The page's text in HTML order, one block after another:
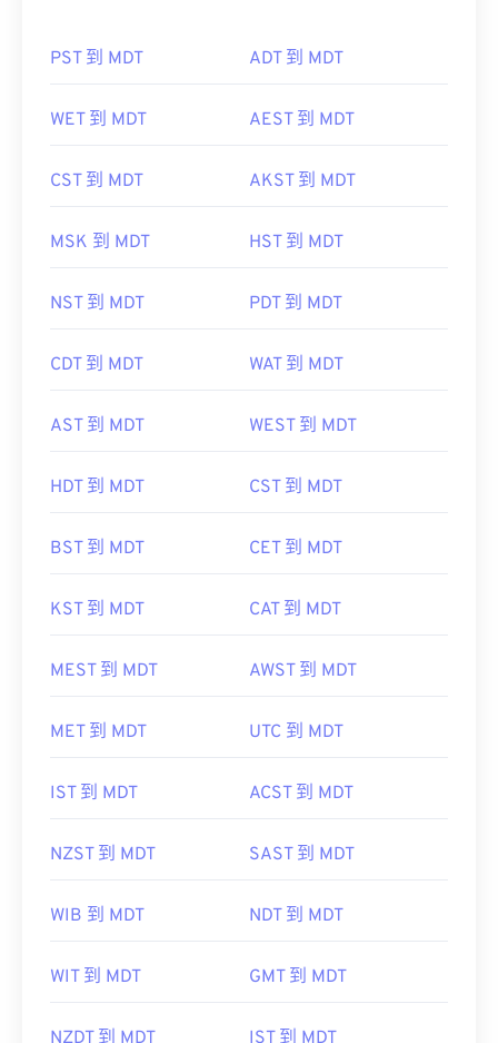
PST 到 MDT ADT 到 MDT
WET 到 MDT AEST 到 MDT
CST 到 MDT AKST 到 MDT
MSK 到 MDT HST 到 MDT
NST 到 MDT PDT 到 MDT
CDT 到 MDT WAT 到 MDT
AST 到 MDT WEST 到 MDT
HDT 到 MDT CST 到 MDT
BST 到 MDT CET 到 MDT
KST 到 MDT CAT 到 MDT
MEST 到 MDT AWST 到 MDT
MET 到 MDT UTC 到 MDT
IST 到 MDT ACST 到 MDT
NZST 到 MDT SAST 到 MDT
WIB 到 MDT NDT 到 MDT
WIT 到 MDT GMT 到 MDT
NZDT 到 MDT IST 到 MDT